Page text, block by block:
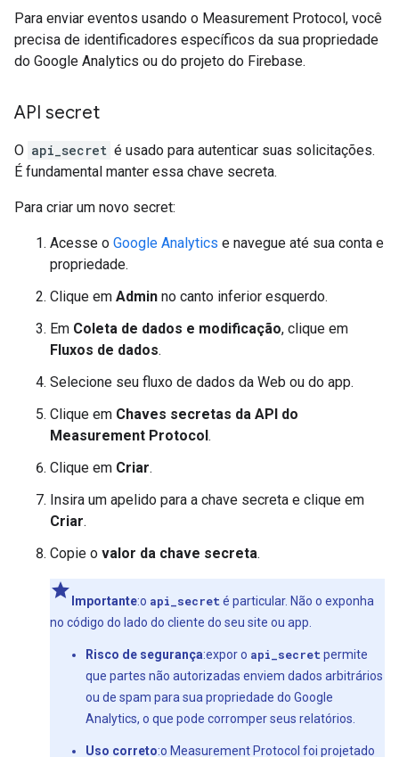
Para enviar eventos usando o Measurement Protocol, você
precisa de identificadores específicos da sua propriedade
do Google Analytics ou do projeto do Firebase.
API secret
O api_secret é usado para autenticar suas solicitações.
É fundamental manter essa chave secreta.
Para criar um novo secret:
Acesse o Google Analytics e navegue até sua conta e
propriedade.
Clique em Admin no canto inferior esquerdo.
Em Coleta de dados e modificação, clique em
Fluxos de dados.
Selecione seu fluxo de dados da Web ou do app.
Clique em Chaves secretas da API do
Measurement Protocol.
Clique em Criar.
Insira um apelido para a chave secreta e clique em
Criar.
Copie o valor da chave secreta.
Importante:o api_secret é particular. Não o exponha
no código do lado do cliente do seu site ou app.
Risco de segurança:expor o api_secret permite
que partes não autorizadas enviem dados arbitrários
ou de spam para sua propriedade do Google
Analytics, o que pode corromper seus relatórios.
Uso correto:o Measurement Protocol foi projetado